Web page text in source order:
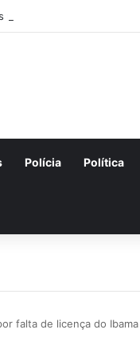
para o concurso Unificado
Polícia Política
falta de licença do Ibama